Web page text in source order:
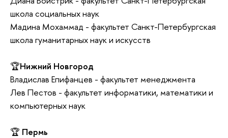
школа социальных наук
Мадина Мохаммад - факультет Санкт-Петербургская
школа гуманитарных наук и искусств
🏆Нижний Новгород
Владислав Епифанцев - факультет менеджмента
Лев Пестов - факультет информатики, математики и
компьютерных наук
🏆 Пермь